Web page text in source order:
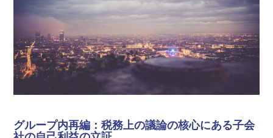
グループ内再編：税務上の議論の核心にある子会